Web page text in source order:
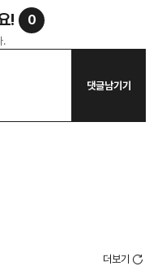
! 0
.
댓글남기기
더보기